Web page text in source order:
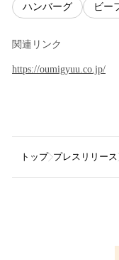
ハンバーグ ビー
関連リンク
https://oumigyuu.co.jp/
トップ プレスリリース